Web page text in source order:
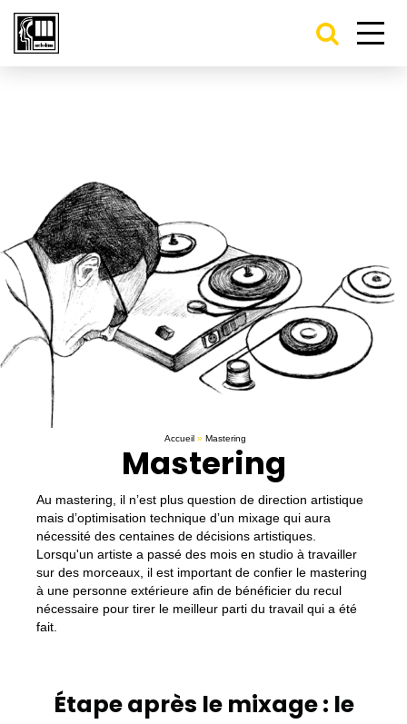
Accueil » Mastering
Mastering
Au mastering, il nʼest plus question de direction artistique
mais dʼoptimisation technique dʼun mixage qui aura
nécessité des centaines de décisions artistiques.
Lorsqu'un artiste a passé des mois en studio à travailler
sur des morceaux, il est important de confier le mastering
à une personne extérieure afin de bénéficier du recul
nécessaire pour tirer le meilleur parti du travail qui a été
fait.
Étape après le mixage : le